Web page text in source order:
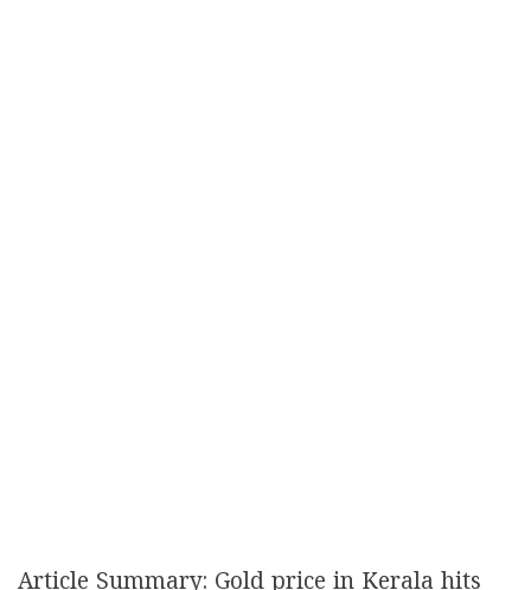
Article Summary: Gold price in Kerala hits